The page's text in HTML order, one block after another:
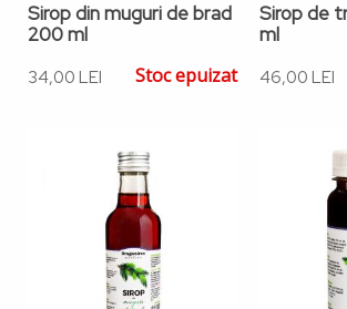
Sirop din muguri de brad
200 ml
34,00 LEI Stoc epuizat
Sirop de
ml
46,00 LEI